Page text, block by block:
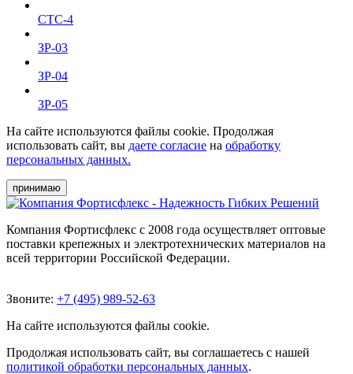
СТС-4
ЗР-03
ЗР-04
ЗР-05
На сайте используются файлы cookie. Продолжая
использовать сайт, вы даете согласие на обработку
персональных данных.
принимаю
Компания Фортисфлекс с 2008 года осуществляет оптовые
поставки крепежных и электротехнических материалов на
всей территории Российской Федерации.
Звоните: +7 (495) 989-52-63
На сайте используются файлы cookie.
Продолжая использовать сайт, вы соглашаетесь с нашей
политикой обработки персональных данных.